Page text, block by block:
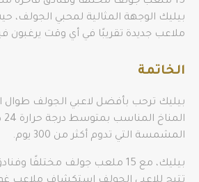
بيليك الوجهة المثالية لمحبي
ملاعب جديدة تقريبًا في أي وقت يرغبون
الخاتمة
بيليك ترحب بأفضل لاعبي الجولف طوال
المشمسة التي تدوم أكثر من 300 يوم.
بيليك، مع 15 ملعب جولف مختلفًا